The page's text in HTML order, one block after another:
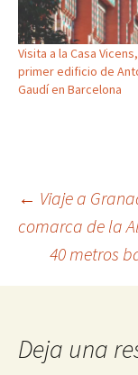
Visita a la Casa
primer edificio de
Gaudí en Barcelona
← Viaje a
comarca de la
40 metros
Deja una